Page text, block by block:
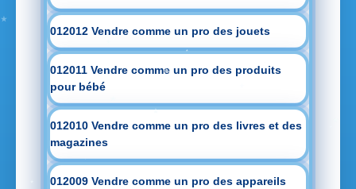
012012 Vendre comme un pro des jouets
012011 Vendre comme un pro des produits
pour bébé
012010 Vendre comme un pro des livres et des
magazines
012009 Vendre comme un pro des appareils